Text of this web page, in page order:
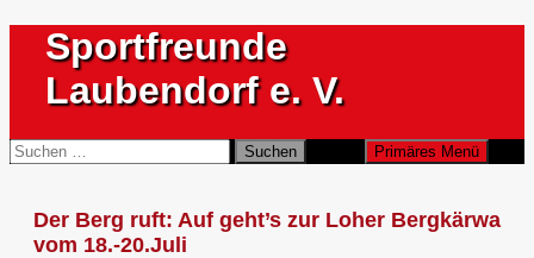
Inhalt
springen
Sportfreunde
Laubendorf e. V.
Suchen Primäres Menü
Suchen
nach:
Der Berg ruft: Auf geht’s zur Loher Bergkärwa
vom 18.-20.Juli